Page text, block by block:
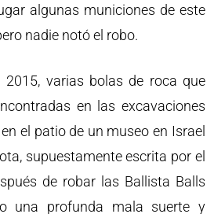
algunas municiones de este
nadie notó el robo.
varias bolas de roca que
en las excavaciones
el patio de un museo en Israel
supuestamente escrita por el
de robar las Ballista Balls
una profunda mala suerte y